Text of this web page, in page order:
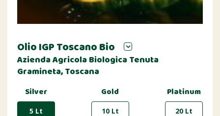
Olio IGP Toscano Bio
Azienda Agricola Biologica Tenuta
Gramineta, Toscana
Silver
5 Lt
Gold
10 Lt
Platinum
20 Lt